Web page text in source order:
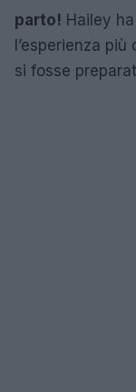
parto! Hailey
l’esperienza
si fosse